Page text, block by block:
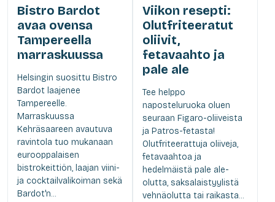
Bistro Bardot
avaa ovensa
Tampereella
marraskuussa
Helsingin suosittu Bistro
Bardot laajenee
Tampereelle.
Marraskuussa
Kehräsaareen avautuva
ravintola tuo mukanaan
eurooppalaisen
bistrokeittiön, laajan viini-
ja cocktailvalikoiman sekä
Bardot'n...
Viikon resepti:
Olutfriteeratut
oliivit,
fetavaahto ja
pale ale
Tee helppo
naposteluruoka oluen
seuraan Figaro-oliiveista
ja Patros-fetasta!
Olutfriteerattuja oliiveja,
fetavaahtoa ja
hedelmäistä pale ale-
olutta, saksalaistyylistä
vehnäolutta tai raikasta...